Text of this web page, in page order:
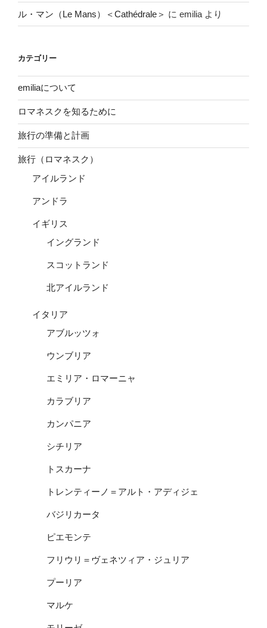
ル・マン（Le Mans）＜Cathédrale＞ に emilia より
カテゴリー
emiliaについて
ロマネスクを知るために
旅行の準備と計画
旅行（ロマネスク）
アイルランド
アンドラ
イギリス
イングランド
スコットランド
北アイルランド
イタリア
アブルッツォ
ウンブリア
エミリア・ロマーニャ
カラブリア
カンパニア
シチリア
トスカーナ
トレンティーノ＝アルト・アディジェ
バジリカータ
ピエモンテ
フリウリ＝ヴェネツィア・ジュリア
プーリア
マルケ